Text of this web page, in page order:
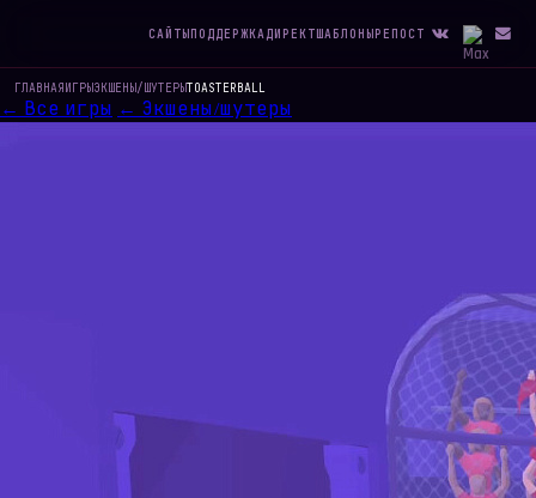
САЙТЫПОДДЕРЖКА ДИРЕКТШАБЛОНЫРЕПОСТ
ГЛАВНАЯИГРЫЭКШЕНЫ/ШУТЕРЫTOASTERBALL
← Все игры ← Экшены/шутеры